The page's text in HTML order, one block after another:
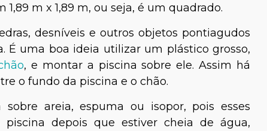
m x 1,89 m, ou seja, é um quadrado.
desníveis e outros objetos pontiagudos
É uma boa ideia utilizar um plástico grosso,
, e montar a piscina sobre ele. Assim há
o fundo da piscina e o chão.
areia, espuma ou isopor, pois esses
depois que estiver cheia de água,